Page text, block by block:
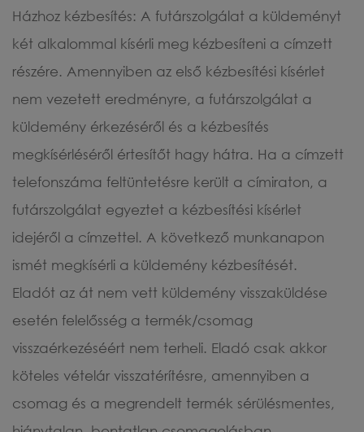
Házhoz kézbesítés: A futárszolgálat a küldeményt
két alkalommal kísérli meg kézbesíteni a címzett
részére. Amennyiben az első kézbesítési kísérlet
nem vezetett eredményre, a futárszolgálat a
küldemény érkezéséről és a kézbesítés
megkísérléséről értesítőt hagy hátra. Ha a címzett
telefonszáma feltüntetésre került a címiraton, a
futárszolgálat egyeztet a kézbesítési kísérlet
idejéről a címzettel. A következő munkanapon
ismét megkísérli a küldemény kézbesítését.
Eladót az át nem vett küldemény visszaküldése
esetén felelősség a termék/csomag
visszaérkezéséért nem terheli. Eladó csak akkor
köteles vételár visszatérítésre, amennyiben a
csomag és a megrendelt termék sérülésmentes,